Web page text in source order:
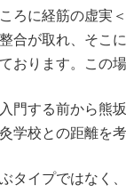
ろに経筋の虚実
合が取れ、そこ
おります。この
門する前から熊
学校との距離を
タイプではなく